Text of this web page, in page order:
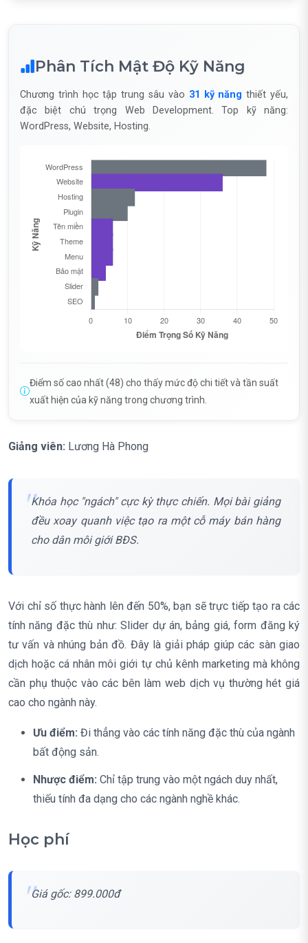
Phân Tích Mật Độ Kỹ Năng
Chương trình học tập trung sâu vào 31 kỹ năng thiết yếu,
đặc biệt chú trọng Web Development. Top kỹ năng:
WordPress, Website, Hosting.
Điểm số cao nhất (48) cho thấy mức độ chi tiết và tần suất
xuất hiện của kỹ năng trong chương trình.
Giảng viên: Lương Hà Phong
Khóa học "ngách" cực kỳ thực chiến. Mọi bài giảng
đều xoay quanh việc tạo ra một cỗ máy bán hàng
cho dân môi giới BĐS.
Với chỉ số thực hành lên đến 50%, bạn sẽ trực tiếp tạo ra các
tính năng đặc thù như: Slider dự án, bảng giá, form đăng ký
tư vấn và nhúng bản đồ. Đây là giải pháp giúp các sàn giao
dịch hoặc cá nhân môi giới tự chủ kênh marketing mà không
cần phụ thuộc vào các bên làm web dịch vụ thường hét giá
cao cho ngành này.
Ưu điểm: Đi thẳng vào các tính năng đặc thù của ngành
bất động sản.
Nhược điểm: Chỉ tập trung vào một ngách duy nhất,
thiếu tính đa dạng cho các ngành nghề khác.
Học phí
Giá gốc: 899.000đ